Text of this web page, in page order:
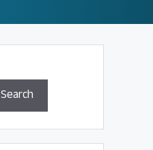
Search